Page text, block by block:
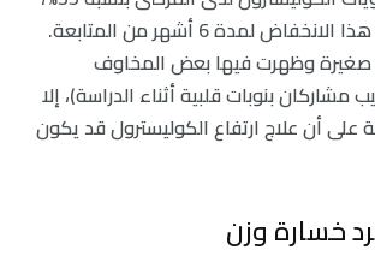
والمحافظة على هذا الانخفاض لمدة 6 أشهر من المتابعة.
صغيرة وظهرت فيها بعض المخاوف
بنوبات قلبية أثناء الدراسة)، إلا
على أن علاج ارتفاع الكوليسترول قد يكون
خسارة وزن